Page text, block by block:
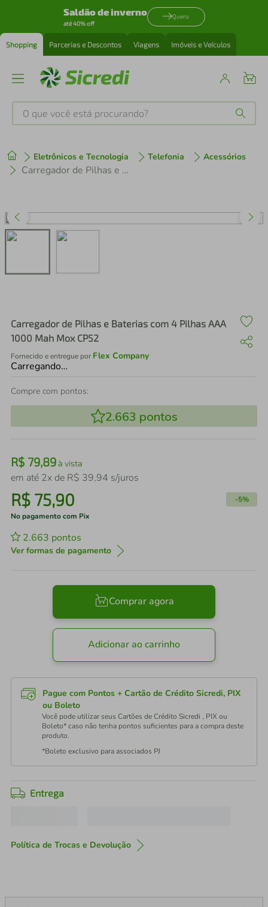
Saldão de inverno
até 40% off
Quero
Shopping Parcerias e Descontos Viagens Imóveis e Veículos
O que você está procurando?
Eletrônicos e Tecnologia Telefonia Acessórios
Carregador de Pilhas e Baterias com 4 Pilhas AAA 1000 Mah Mox CP52
Carregador de Pilhas e Baterias com 4 Pilhas AAA
1000 Mah Mox CP52
Fornecido e entregue por Flex Company
Carregando…
Compre com pontos:
2.663 pontos
R$ 79,89à vista
em até 2x de R$ 39,94 s/juros
R$ 75,90 -5%
No pagamento com Pix
2.663 pontos
Ver formas de pagamento
Comprar agora
Adicionar ao carrinho
Pague com Pontos + Cartão de Crédito Sicredi, PIX
ou Boleto
Você pode utilizar seus Cartões de Crédito Sicredi , PIX ou
Boleto* caso não tenha pontos suficientes para a compra deste
produto.
*Boleto exclusivo para associados PJ
Entrega
Política de Trocas e Devolução
1º tenis
perfume